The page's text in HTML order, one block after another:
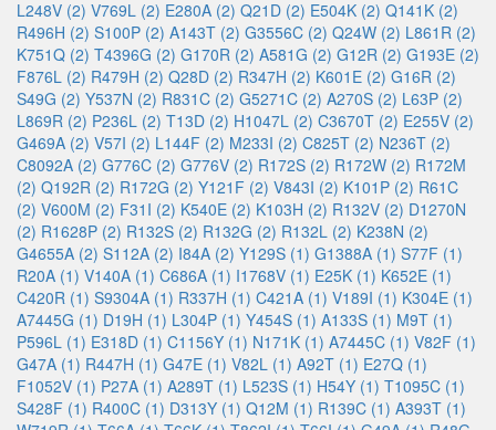
L248V (2) V769L (2) E280A (2) Q21D (2) E504K (2) Q141K (2)
R496H (2) S100P (2) A143T (2) G3556C (2) Q24W (2) L861R (2)
K751Q (2) T4396G (2) G170R (2) A581G (2) G12R (2) G193E (2)
F876L (2) R479H (2) Q28D (2) R347H (2) K601E (2) G16R (2)
S49G (2) Y537N (2) R831C (2) G5271C (2) A270S (2) L63P (2)
L869R (2) P236L (2) T13D (2) H1047L (2) C3670T (2) E255V (2)
G469A (2) V57I (2) L144F (2) M233I (2) C825T (2) N236T (2)
C8092A (2) G776C (2) G776V (2) R172S (2) R172W (2) R172M
(2) Q192R (2) R172G (2) Y121F (2) V843I (2) K101P (2) R61C
(2) V600M (2) F31I (2) K540E (2) K103H (2) R132V (2) D1270N
(2) R1628P (2) R132S (2) R132G (2) R132L (2) K238N (2)
G4655A (2) S112A (2) I84A (2) Y129S (1) G1388A (1) S77F (1)
R20A (1) V140A (1) C686A (1) I1768V (1) E25K (1) K652E (1)
C420R (1) S9304A (1) R337H (1) C421A (1) V189I (1) K304E (1)
A7445G (1) D19H (1) L304P (1) Y454S (1) A133S (1) M9T (1)
P596L (1) E318D (1) C1156Y (1) N171K (1) A7445C (1) V82F (1)
G47A (1) R447H (1) G47E (1) V82L (1) A92T (1) E27Q (1)
F1052V (1) P27A (1) A289T (1) L523S (1) H54Y (1) T1095C (1)
S428F (1) R400C (1) D313Y (1) Q12M (1) R139C (1) A393T (1)